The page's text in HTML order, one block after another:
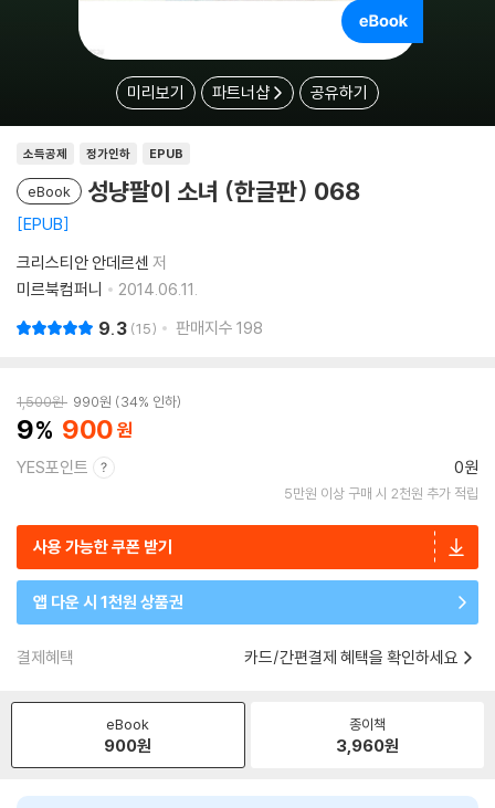
미리보기 파트너샵 공유하기
소득공제 정가인하 EPUB
eBook 성냥팔이 소녀 (한글판) 068
EPUB
크리스티안 안데르센 저
미르북컴퍼니
2014.06.11.
9.3 15 판매지수 198
1,500원 990원 34% 인하
9 900
YES포인트 0원
5만원 이상 구매 시 2천원 추가 적립
사용 가능한 쿠폰 받기
앱 다운 시 1천원 상품권
결제혜택 카드/간편결제 혜택을 확인하세요
eBook
900원
종이책
3,960원